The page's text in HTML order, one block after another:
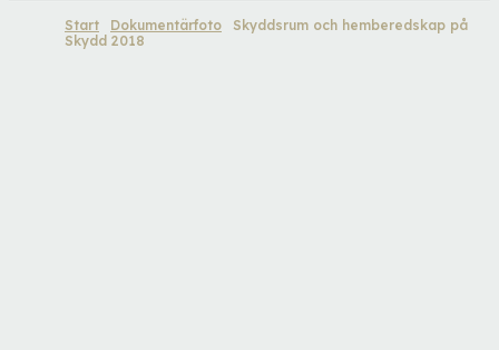
Start Dokumentärfoto
Skyddsrum och hemberedskap på
Skydd 2018